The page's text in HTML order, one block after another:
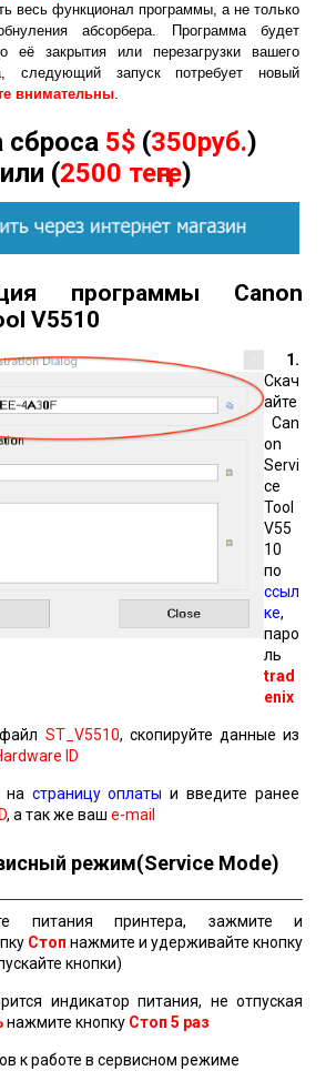
весь функционал программы, а не только
абсорбера. Программа будет
её закрытия или перезагрузки вашего
следующий запуск потребует новый
внимательны.
сброса 5$ (350руб.)
или (2500 теңге)
программы Canon
V5510
1.
Скач
айте
Can
on
Servi
ce
Tool
V55
10
по
ссыл
ке,
паро
ль
trad
enix
ST_V5510, скопируйте данные из
ID
на страницу оплаты и введите ранее
ID, а так же ваш e-mail
режим(Service Mode)
питания принтера, зажмите и
Стоп нажмите и удерживайте кнопку
кнопки)
индикатор питания, не отпуская
нажмите кнопку Стоп 5 раз
к работе в сервисном режиме